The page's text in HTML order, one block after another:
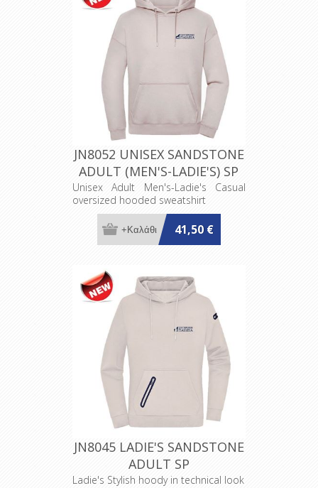
JN8052 UNISEX SANDSTONE
ADULT (MEN'S-LADIE'S) SP
Unisex Adult Men's-Ladie's Casual
oversized hooded sweatshirt
41,50 €
JN8045 LADIE'S SANDSTONE
ADULT SP
Ladie's Stylish hoody in technical look